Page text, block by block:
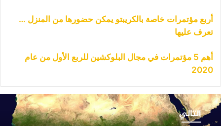
أربع مؤتمرات خاصة بالكريبتو يمكن حضورها من المنزل …
تعرف عليها
أهم 5 مؤتمرات في مجال البلوكشين للربع الأول من عام
2020
التالي
افريقيا